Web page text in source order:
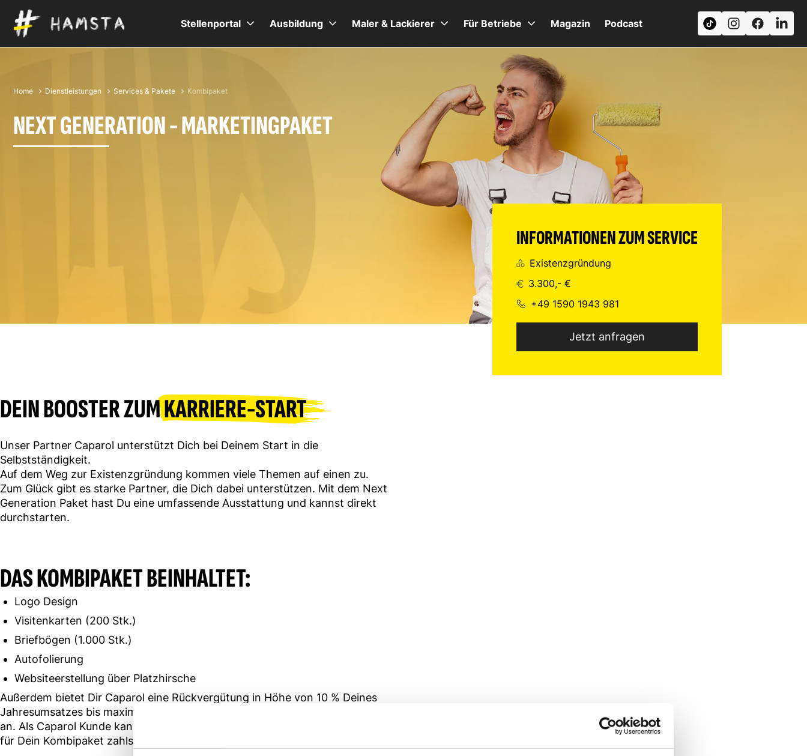
Stellenportal Ausbildung Maler & Lackierer Für Betriebe Magazin Podcast
Home Dienstleistungen Services & Pakete Kombipaket
NEXT GENERATION - MARKETINGPAKET
INFORMATIONEN ZUM SERVICE
Existenzgründung
3.300,- €
+49 1590 1943 981
Jetzt anfragen
DEIN BOOSTER ZUMKARRIERE-START
Unser Partner Caparol unterstützt Dich bei Deinem Start in die
Selbstständigkeit.
Auf dem Weg zur Existenzgründung kommen viele Themen auf einen zu.
Zum Glück gibt es starke Partner, die Dich dabei unterstützen. Mit dem Next
Generation Paket hast Du eine umfassende Ausstattung und kannst direkt
durchstarten.
DAS KOMBIPAKET BEINHALTET:
Logo Design
Visitenkarten (200 Stk.)
Briefbögen (1.000 Stk.)
Autofolierung
Websiteerstellung über Platzhirsche
Außerdem bietet Dir Caparol eine Rückvergütung in Höhe von 10 % Deines
Jahresumsatzes bis maximal zur Höhe des Next Generation-Paket-Preises
an. Als Caparol Kunde kann es somit sein, dass Du überhaupt keinen Cent
für Dein Kombipaket zahlst. Ober-nice!